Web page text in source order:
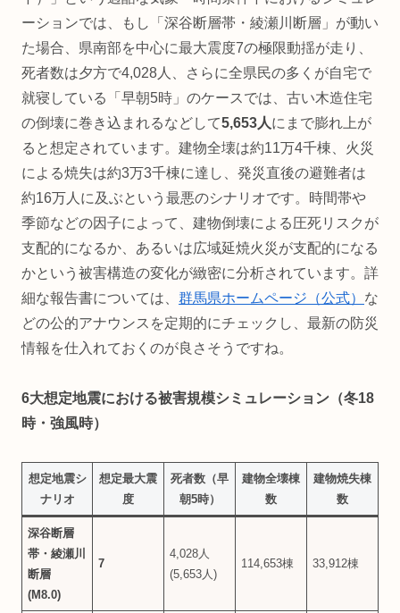
ーションでは、もし「深谷断層帯・綾瀬川断層」が動い
た場合、県南部を中心に最大震度7の極限動揺が走り、
死者数は夕方で4,028人、さらに全県民の多くが自宅で
就寝している「早朝5時」のケースでは、古い木造住宅
の倒壊に巻き込まれるなどして5,653人にまで膨れ上が
ると想定されています。建物全壊は約11万4千棟、火災
による焼失は約3万3千棟に達し、発災直後の避難者は
約16万人に及ぶという最悪のシナリオです。時間帯や
季節などの因子によって、建物倒壊による圧死リスクが
支配的になるか、あるいは広域延焼火災が支配的になる
かという被害構造の変化が緻密に分析されています。詳
細な報告書については、 群馬県ホームページ（公式） な
どの公的アナウンスを定期的にチェックし、最新の防災
情報を仕入れておくのが良さそうですね。
6大想定地震における被害規模シミュレーション（冬18
時・強風時）
想定地震シ
ナリオ
想定最大震
度
死者数（早
朝5時）
建物全壊棟
数
建物焼失棟
数
深谷断層
帯・綾瀬川
断層
(M8.0)
7
4,028人
(5,653人)
114,653棟 33,912棟